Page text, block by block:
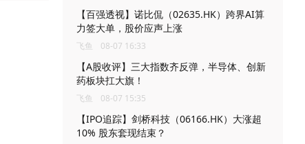
【百强透视】诺比侃（02635.HK）跨界AI算
力签大单，股价应声上涨
飞鱼 08-07 16:33
【A股收评】三大指数齐反弹，半导体、创新
药板块扛大旗！
飞鱼 08-07 15:35
【IPO追踪】剑桥科技（06166.HK）大涨超
10% 股东套现结束？